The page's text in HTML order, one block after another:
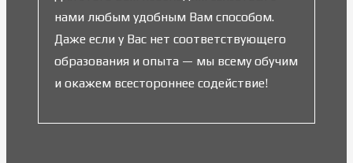
нами любым удобным Вам способом.
Даже если у Вас нет соответствующего
образования и опыта — мы всему обучим
и окажем всестороннее содействие!